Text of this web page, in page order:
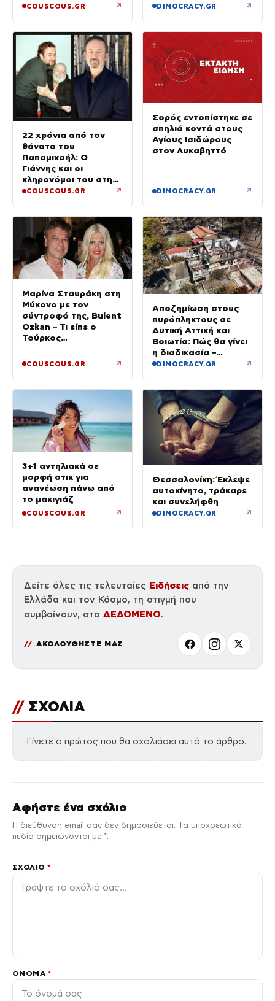
COUSCOUS.GR ↗ DIMOCRACY.GR ↗
22 χρόνια από τον
θάνατο του
Παπαμιχαήλ: Ο
Γιάννης και οι
κληρονόμοι του στη
διαθήκη
COUSCOUS.GR ↗
Σορός εντοπίστηκε σε
σπηλιά κοντά στους
Αγίους Ισιδώρους
στον Λυκαβηττό
DIMOCRACY.GR ↗
Μαρίνα Σταυράκη στη
Μύκονο με τον
σύντροφό της, Bulent
Ozkan – Τι είπε ο
Τούρκος
κάμερα
COUSCOUS.GR ↗
Αποζημίωση στους
πυρόπληκτους σε
Δυτική Αττική και
Βοιωτία: Πώς θα γίνει
η διαδικασία –
Ξεκινούν τη Δευτέρα
DIMOCRACY.GR ↗
3+1 αντηλιακά σε
μορφή στικ για
ανανέωση πάνω από
το μακιγιάζ
COUSCOUS.GR ↗
Θεσσαλονίκη: Έκλεψε
αυτοκίνητο, τράκαρε
και συνελήφθη
DIMOCRACY.GR ↗
Δείτε όλες τις τελευταίες Ειδήσεις από την
Ελλάδα και τον Κόσμο, τη στιγμή που
συμβαίνουν, στο ΔΕΔΟΜΕΝΟ.
ΑΚΟΛΟΥΘΗΣΤΕ ΜΑΣ
// ΣΧΟΛΙΑ
Γίνετε ο πρώτος που θα σχολιάσει αυτό το άρθρο.
Αφήστε ένα σχόλιο
Η διεύθυνση email σας δεν δημοσιεύεται. Τα υποχρεωτικά
πεδία σημειώνονται με *.
ΣΧΌΛΙΟ*
ΌΝΟΜΑ *